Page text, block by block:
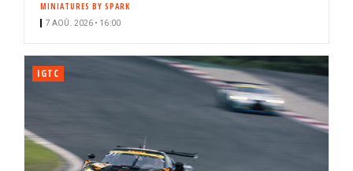
MINIATURES BY SPARK
7 AOÛ. 2026 • 16:00
IGTC